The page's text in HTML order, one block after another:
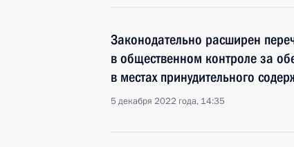
Законодательно расширен
в общественном контроле за
в местах принудительного
5 декабря 2022 года, 14:35